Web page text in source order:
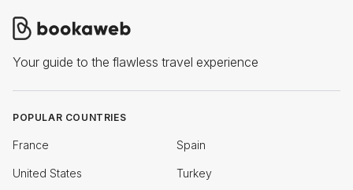
Your guide to the flawless travel experience
POPULAR COUNTRIES
France Spain
United States Turkey